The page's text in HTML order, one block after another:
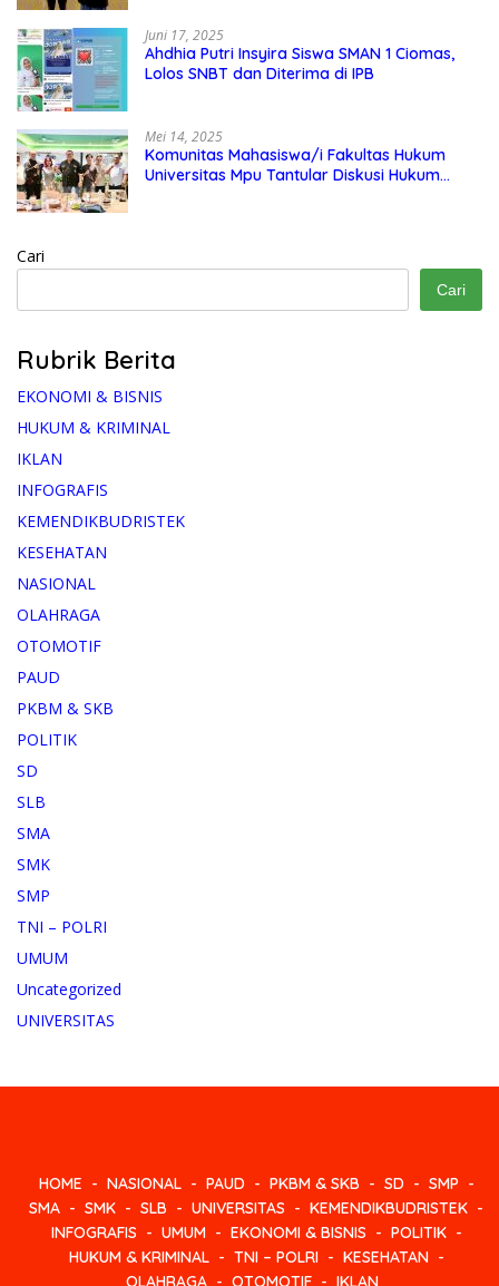
Juni 17, 2025
Ahdhia Putri Insyira Siswa SMAN 1 Ciomas,
Lolos SNBT dan Diterima di IPB
Mei 14, 2025
Komunitas Mahasiswa/i Fakultas Hukum
Universitas Mpu Tantular Diskusi Hukum
Cari
Cari
Rubrik Berita
EKONOMI & BISNIS
HUKUM & KRIMINAL
IKLAN
INFOGRAFIS
KEMENDIKBUDRISTEK
KESEHATAN
NASIONAL
OLAHRAGA
OTOMOTIF
PAUD
PKBM & SKB
POLITIK
SD
SLB
SMA
SMK
SMP
TNI – POLRI
UMUM
Uncategorized
UNIVERSITAS
HOME NASIONAL PAUD PKBM & SKB SD
SMP
SMA
SMK SLB UNIVERSITAS
KEMENDIKBUDRISTEK
INFOGRAFIS
UMUM EKONOMI & BISNIS
POLITIK
HUKUM & KRIMINAL
TNI – POLRI
KESEHATAN
OLAHRAGA
OTOMOTIF IKLAN